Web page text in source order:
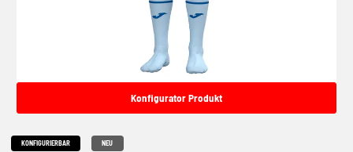
Konfigurator Produkt
KONFIGURIERBAR NEU